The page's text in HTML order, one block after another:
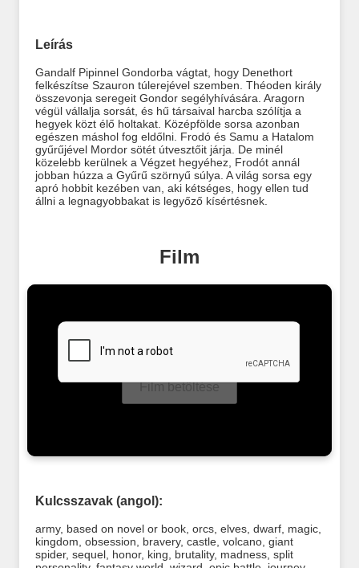
Leírás
Gandalf Pipinnel Gondorba vágtat, hogy Denethort
felkészítse Szauron túlerejével szemben. Théoden király
összevonja seregeit Gondor segélyhívására. Aragorn
végül vállalja sorsát, és hű társaival harcba szólítja a
hegyek közt élő holtakat. Középfölde sorsa azonban
egészen máshol fog eldőlni. Frodó és Samu a Hatalom
gyűrűjével Mordor sötét útvesztőit járja. De minél
közelebb kerülnek a Végzet hegyéhez, Frodót annál
jobban húzza a Gyűrű szörnyű súlya. A világ sorsa egy
apró hobbit kezében van, aki kétséges, hogy ellen tud
állni a legnagyobbakat is legyőző kísértésnek.
Film
Film betöltése
Kulcsszavak (angol):
army, based on novel or book, orcs, elves, dwarf, magic,
kingdom obsession bravery, castle, volcano, giant
spider, sequel, honor, king brutality, madness, split